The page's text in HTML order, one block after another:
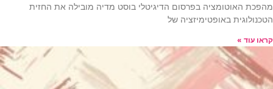
מהפכת האוטומציה בפרסום הדיגיטלי בוסט מדיה מובילה את החזית
הטכנולוגית באופטימיזציה של
קראו עוד »